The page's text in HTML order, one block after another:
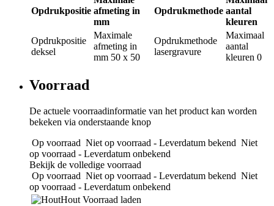
Opdrukpositie afmeting in
mm
Opdrukmethode aantal
kleuren
Opdrukpositie
deksel
Maximale
afmeting in
mm 50 x 50
Opdrukmethode
lasergravure
Maximaal
aantal
kleuren 0
Voorraad
De actuele voorraadinformatie van het product kan worden
bekeken via onderstaande knop
Op voorraad Niet op voorraad - Leverdatum bekend Niet
op voorraad - Leverdatum onbekend
Bekijk de volledige voorraad
Op voorraad Niet op voorraad - Leverdatum bekend Niet
op voorraad - Leverdatum onbekend
Hout Voorraad laden